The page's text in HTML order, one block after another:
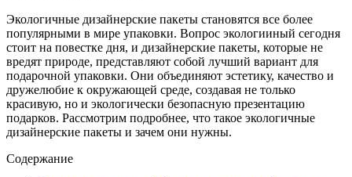
Экологичные дизайнерские пакеты становятся все более
популярными в мире упаковки. Вопрос экологииный сегодня
стоит на повестке дня, и дизайнерские пакеты, которые не
вредят природе, представляют собой лучший вариант для
подарочной упаковки. Они объединяют эстетику, качество и
дружелюбие к окружающей среде, создавая не только
красивую, но и экологически безопасную презентацию
подарков. Рассмотрим подробнее, что такое экологичные
дизайнерские пакеты и зачем они нужны.
Содержание